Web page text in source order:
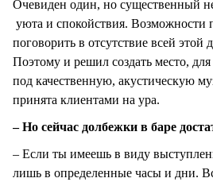
Очевиден один, но существенный
уюта и спокойствия. Возможности
поговорить в отсутствие всей этой
Поэтому и решил создать место,
под качественную, акустическую
принята клиентами на ура.
– Но сейчас долбежки в баре
– Если ты имеешь в виду
лишь в определенные часы и дни.